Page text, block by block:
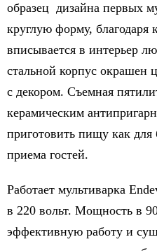
образец дизайна первых
круглую форму, благодаря
вписывается в интерьер
стальной корпус окрашен
с декором. Съемная
керамическим
приготовить пищу как
приема гостей.
Работает мультиварка
в 220 вольт. Мощность в
эффективную работу и